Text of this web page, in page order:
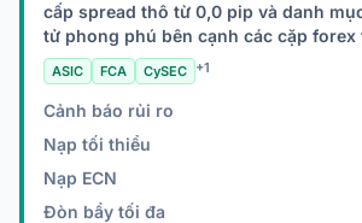
cấp spread thô từ 0,0 pip và danh
tử phong phú bên cạnh các cặp
ASIC FCA CySEC +1
Cảnh báo rủi ro
Nạp tối thiểu
Nạp ECN
Đòn bẩy tối đa